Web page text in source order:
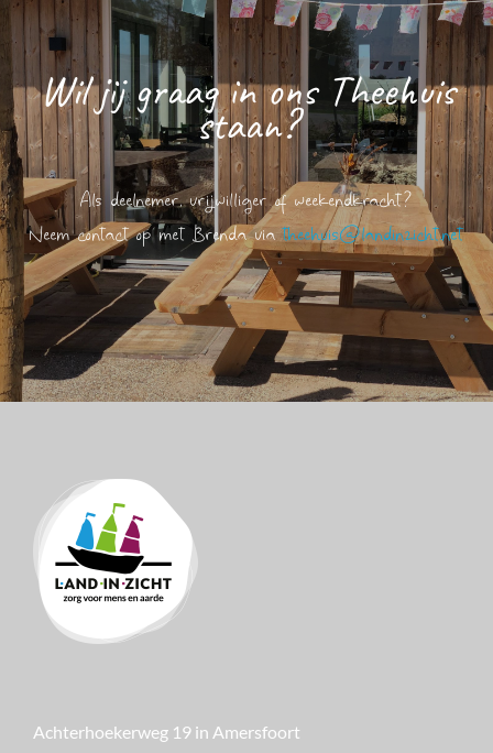
Wil jij graag in ons Theehuis
staan?
Als deelnemer, vrijwilliger of weekendkracht?
Neem contact op met Brenda viatheehuis@landinzicht.net
Achterhoekerweg 19 in Amersfoort